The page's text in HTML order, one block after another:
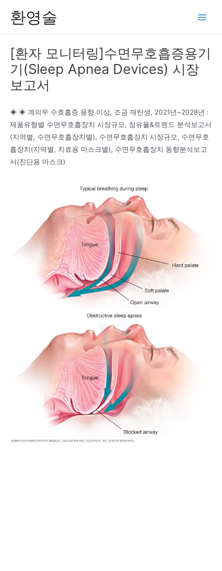
환영술
[환자 모니터링]수면무호흡증용기
기(Sleep Apnea Devices) 시장
보고서
◈ ◈ 계의무 수호흡증 용향 이상, 조금 재탄생, 2021년~2028년 :
제품유형별 수면무호흡장치 시장규모, 점유율&트렌드 분석보고서
(지역별, 수면무호흡장치별), 수면무호흡장치 시장규모, 수면무호
흡장치(지역별, 치료용 마스크별), 수면무호흡장치 동향분석보고
서(진단용 마스크)